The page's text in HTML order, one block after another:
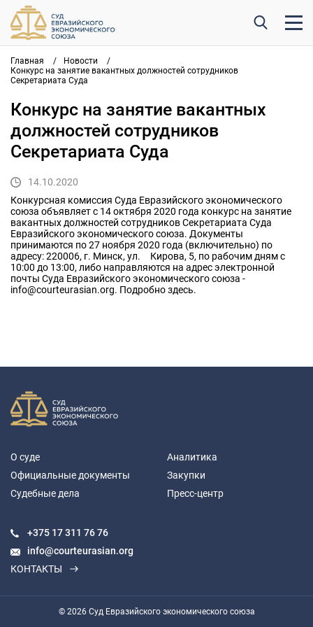
Главная / Новости
/
Конкурс на занятие вакантных должностей сотрудников
Секретариата Суда
Конкурс на занятие вакантных
должностей сотрудников
Секретариата Суда
14.10.2020
Конкурсная комиссия Суда Евразийского экономического
союза объявляет с 14 октября 2020 года конкурс на занятие
вакантных должностей сотрудников Секретариата Суда
Евразийского экономического союза. Документы
принимаются по 27 ноября 2020 года (включительно) по
адресу: 220006, г. Минск, ул. Кирова, 5, по рабочим дням с
10:00 до 13:00, либо направляются на адрес электронной
почты Суда Евразийского экономического союза -
info@courteurasian.org. Подробно здесь.
О суде
Официальные документы
Судебные дела
Аналитика
Закупки
Пресс-центр
+375 17311 76 76
info@courteurasian.org
КОНТАКТЫ
© 2026 Суд Евразийского экономического союза